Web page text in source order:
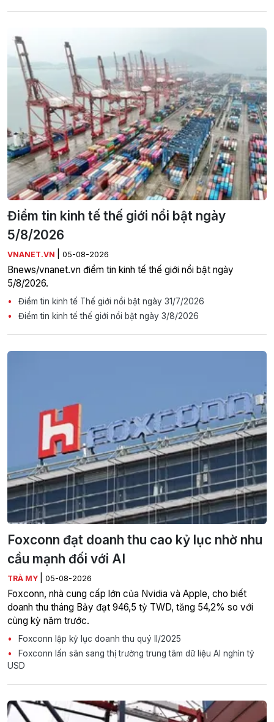
Điểm tin kinh tế thế giới nổi bật ngày
5/8/2026
VNANET.VN 05-08-2026
Bnews/vnanet.vn điểm tin kinh tế thế giới nổi bật ngày
5/8/2026.
Điểm tin kinh tế Thế giới nổi bật ngày 31/7/2026
Điểm tin kinh tế thế giới nổi bật ngày 3/8/2026
Foxconn đạt doanh thu cao kỷ lục nhờ nhu
cầu mạnh đối với AI
TRÀ MY 05-08-2026
Foxconn, nhà cung cấp lớn của Nvidia và Apple, cho biết
doanh thu tháng Bảy đạt 946,5 tỷ TWD, tăng 54,2% so với
cùng kỳ năm trước.
Foxconn lập kỷ lục doanh thu quý II/2025
Foxconn lấn sân sang thị trường trung tâm dữ liệu AI nghìn tỷ
USD